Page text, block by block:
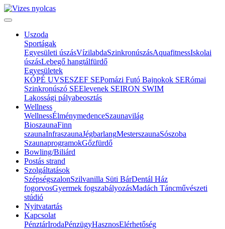
Uszoda
Sportágak
Egyesületi úszásVízilabdaSzinkronúszásAquafitnessIskolai
úszásLebegő hangtálfürdő
Egyesületek
KÓPÉ UVSESZEF SEPomázi Futó Bajnokok SERómai
Szinkronúszó SEElevenek SEIRON SWIM
Lakossági pályabeosztás
Wellness
WellnessÉlménymedenceSzaunavilág
BioszaunaFinn
szaunaInfraszaunaJégbarlangMesterszaunaSószoba
SzaunaprogramokGőzfürdő
Bowling/Biliárd
Postás strand
Szolgáltatások
SzépségszalonSzilvanilla Süti BárDentál Ház
fogorvosGyermek fogszabályozásMadách Táncművészeti
stúdió
Nyitvatartás
Kapcsolat
PénztárIrodaPénzügyHasznosElérhetőség